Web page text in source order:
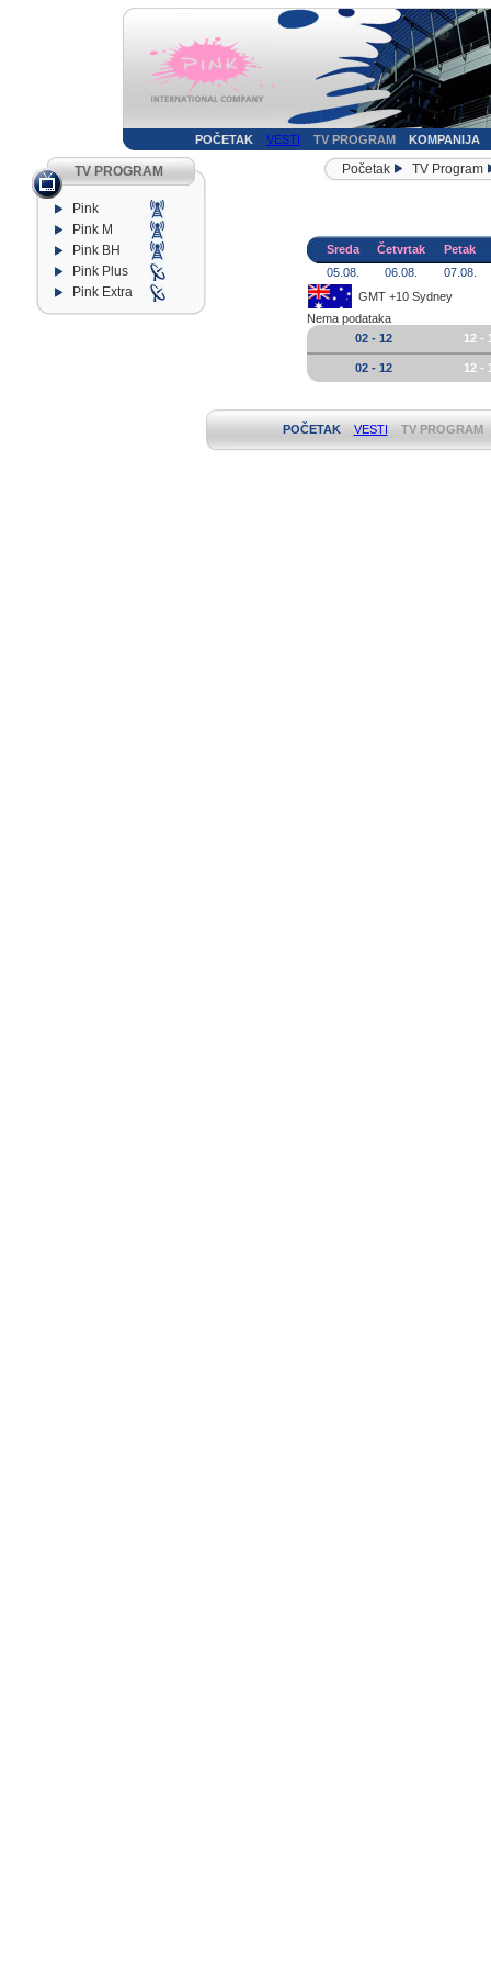
POČETAK VESTI TV PROGRAM KOMPANIJA
TV PROGRAM
Pink
Pink M
Pink BH
Pink Plus
Pink Extra
Početak TV Program
Sreda Četvrtak
Petak
05.08.
06.08.
07.08.
GMT +10 Sydney
Nema podataka
02 - 12
12 -
02 - 12 12 -
POČETAK VESTI TV PROGRAM